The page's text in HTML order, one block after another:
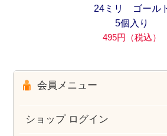
24ミリ ゴール
5個入り
495円（税込）
会員メニュー
ショップ ログイン